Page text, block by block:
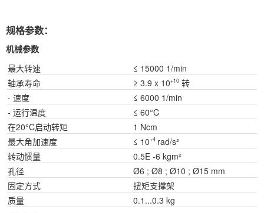
规格参数：
机械参数
最大转速
≤ 15000 1/min
轴承寿命
≥ 3.9 x 10+10 转
- 速度
≤ 6000 1/min
- 运行温度
≤ 60°C
在20°C启动转矩
1 Ncm
最大角加速度
≤ 10+4 rad/s²
转动惯量
0.5E -6 kgm²
孔径
Ø6 ; Ø8 ; Ø10 ; Ø15 mm
固定方式
扭矩支撑架
质量
0.1...0.3 kg